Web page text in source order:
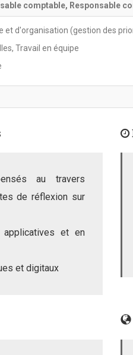
comptable, Responsable
et d'organisation (gestion des
Travail en équipe
au travers
de réflexion sur
applicatives et en
et digitaux